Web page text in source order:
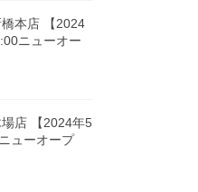
本店 【2024
ニューオー
店 【2024年5
ューオープ